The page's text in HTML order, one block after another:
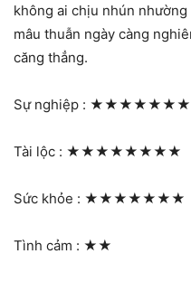
không ai chịu nhún
mâu thuẫn ngày càng
căng thẳng.
Sự nghiệp :
Tài lộc : ★★★★★★★★
Sức khỏe : ★★★★★★★
Tình cảm : ★★